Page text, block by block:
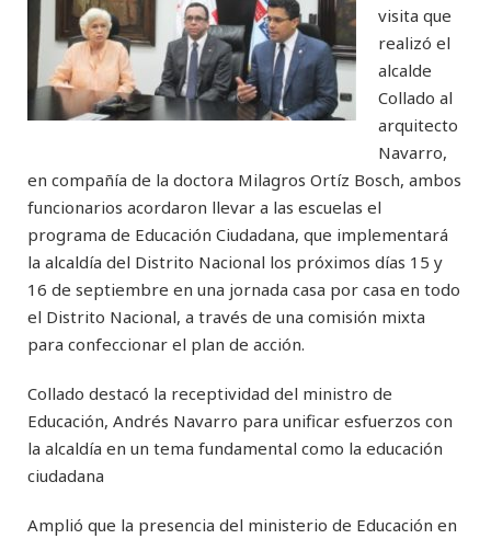
visita que
realizó el
alcalde
Collado al
arquitecto
Navarro,
en compañía de la doctora Milagros Ortíz Bosch, ambos
funcionarios acordaron llevar a las escuelas el
programa de Educación Ciudadana, que implementará
la alcaldía del Distrito Nacional los próximos días 15 y
16 de septiembre en una jornada casa por casa en todo
el Distrito Nacional, a través de una comisión mixta
para confeccionar el plan de acción.
Collado destacó la receptividad del ministro de
Educación, Andrés Navarro para unificar esfuerzos con
la alcaldía en un tema fundamental como la educación
ciudadana
Amplió que la presencia del ministerio de Educación en